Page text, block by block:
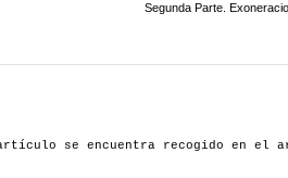
Segunda Parte.
se encuentra recogido en el